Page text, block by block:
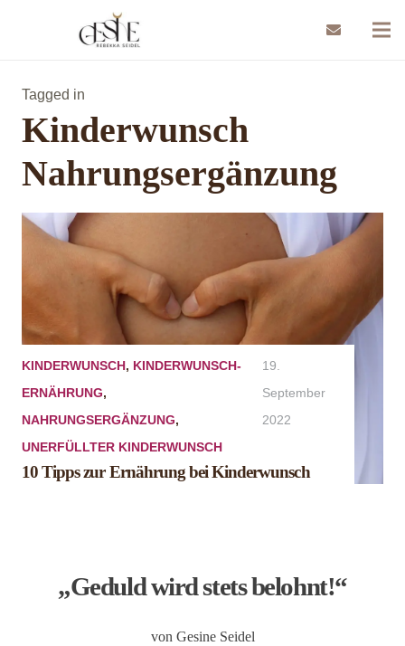
Tagged in
Kinderwunsch
Nahrungsergänzung
KINDERWUNSCH, KINDERWUNSCH-
ERNÄHRUNG,
NAHRUNGSERGÄNZUNG,
UNERFÜLLTER KINDERWUNSCH
19.
September
2022
10 Tipps zur Ernährung bei Kinderwunsch
„Geduld wird stets belohnt!“
von Gesine Seidel